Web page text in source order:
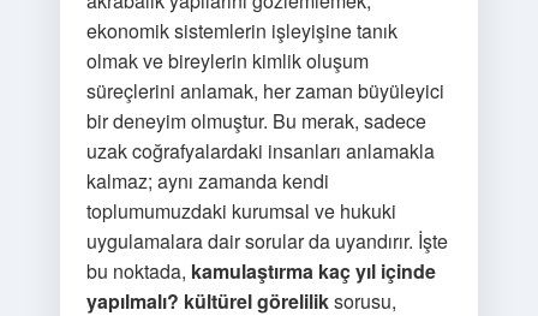
ekonomik sistemlerin işleyişine tanık
olmak ve bireylerin kimlik oluşum
süreçlerini anlamak, her zaman büyüleyici
bir deneyim olmuştur. Bu merak, sadece
uzak coğrafyalardaki insanları anlamakla
kalmaz; aynı zamanda kendi
toplumumuzdaki kurumsal ve hukuki
uygulamalara dair sorular da uyandırır. İşte
bu noktada, kamulaştırma kaç yıl içinde
yapılmalı? kültürel göreliliksorusu,